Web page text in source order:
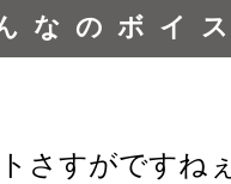
なのボイ
さすがですね